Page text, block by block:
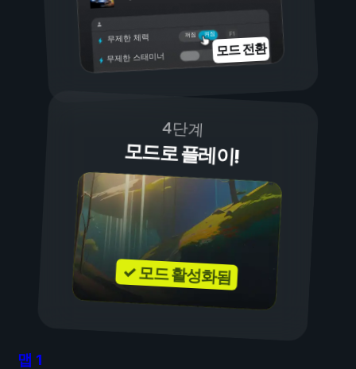
켜짐
꺼짐
무제한 체력
무제한 스태미너 모드 전환
4단계
모드로 플레이!
✓ 모드 활성화됨
맵 1